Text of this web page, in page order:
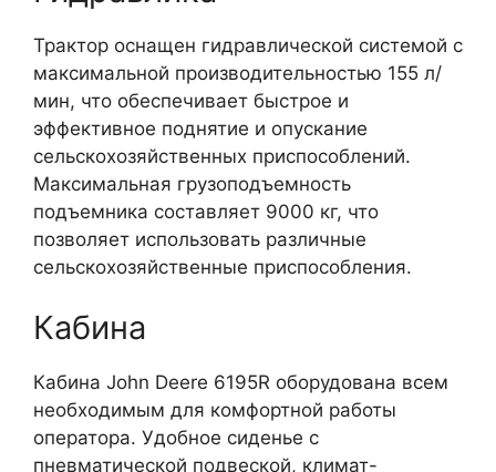
Трактор оснащен гидравлической системой с
максимальной производительностью 155 л/
мин, что обеспечивает быстрое и
эффективное поднятие и опускание
сельскохозяйственных приспособлений.
Максимальная грузоподъемность
подъемника составляет 9000 кг, что
позволяет использовать различные
сельскохозяйственные приспособления.
Кабина
Кабина John Deere 6195R оборудована всем
необходимым для комфортной работы
оператора. Удобное сиденье с
пневматической подвеской, климат-